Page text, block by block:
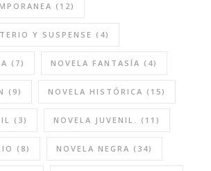
(12)
Y SUSPENSE (4)
(7) NOVELA FANTASÍA (4)
(9) NOVELA HISTÓRICA (15)
(3) NOVELA JUVENIL. (11)
(8) NOVELA NEGRA (34)